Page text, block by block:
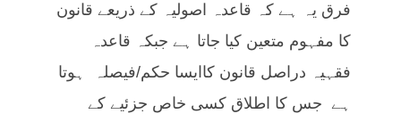
فرق یہ ہے کہ قاعدہ اصولیہ کے ذریعے قانون
کا مفہوم متعین کیا جاتا ہے جبکہ قاعدہ
فقہیہ دراصل قانون کاایسا حکم/فیصلہ ہوتا
ہے جس کا اطلاق کسی خاص جزئیے کے